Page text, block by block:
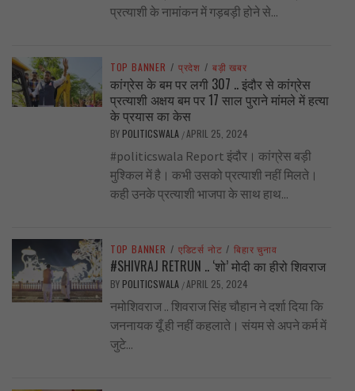
प्रत्याशी के नामांकन में गड़बड़ी होने से...
TOP BANNER / प्रदेश / बड़ी खबर
कांग्रेस के बम पर लगी 307 .. इंदौर से कांग्रेस
प्रत्याशी अक्षय बम पर 17 साल पुराने मांमले में हत्या
के प्रयास का केस
BY POLITICSWALA /APRIL 25, 2024
#politicswala Report इंदौर। कांग्रेस बड़ी
मुश्किल में है। कभी उसको प्रत्याशी नहीं मिलते।
कही उनके प्रत्याशी भाजपा के साथ हाथ...
TOP BANNER / एडिटर्स नोट / बिहार चुनाव
#SHIVRAJ RETRUN .. ‘शो’ मोदी का हीरो शिवराज
BY POLITICSWALA /APRIL 25, 2024
नमोशिवराज .. शिवराज सिंह चौहान ने दर्शा दिया कि
जननायक यूँ ही नहीं कहलाते। संयम से अपने कर्म में
जुटे...